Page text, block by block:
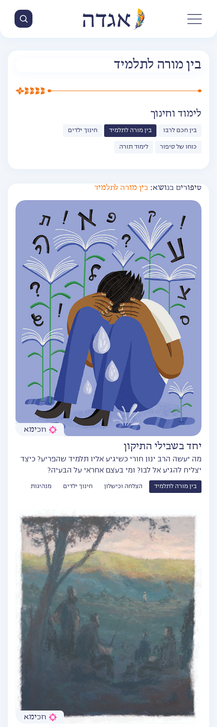
בין מורה לתלמיד
לימוד וחינוך
בין חכם לרבו בין מורה לתלמיד חינוך ילדים
כוחו של סיפור לימוד תורה
סיפורים בנושא: בין מורה לתלמיד
חכימא
יחד בשבילי התיקון
מה יעשה הרב ינון חורי כשיגיע אליו תלמיד שהפריע? כיצד
יצליח להגיע אל לבו? ומי בעצם אחראי על הבעיה?
בין מורה לתלמיד הצלחה וכישלון חינוך ילדים מנהיגות
חכימא